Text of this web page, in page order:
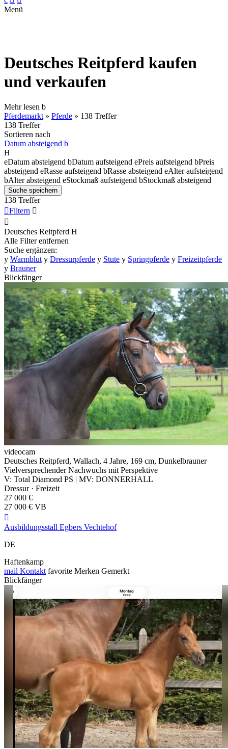
Menü
Deutsches Reitpferd kaufen
und verkaufen
Mehr lesen b
Pferdemarkt » Pferde » 138 Treffer
138 Treffer
Sortieren nach
Datum absteigend b
H
eDatum absteigend bDatum aufsteigend ePreis aufsteigend bPreis
absteigend eRasse aufsteigend bRasse absteigend eAlter aufsteigend
bAlter absteigend eStockmaß aufsteigend bStockmaß absteigend
Suche speichern
138 Treffer
Filtern 

Deutsches Reitpferd H
Alle Filter entfernen
Suche ergänzen:
y Warmblut y Dressurpferde y Stute y Springpferde y Freizeitpferde
y Brauner
Blickfänger
videocam
Deutsches Reitpferd, Wallach, 4 Jahre, 169 cm, Dunkelbrauner
Vielversprechender Nachwuchs mit Perspektive
V: Total Diamond PS | MV: DONNERHALL
Dressur · Freizeit
27 000 €
27 000 € VB

Ausbildungsstall Egbers Vechtehof
DE
Haftenkamp
mail Kontakt favorite Merken Gemerkt
Blickfänger